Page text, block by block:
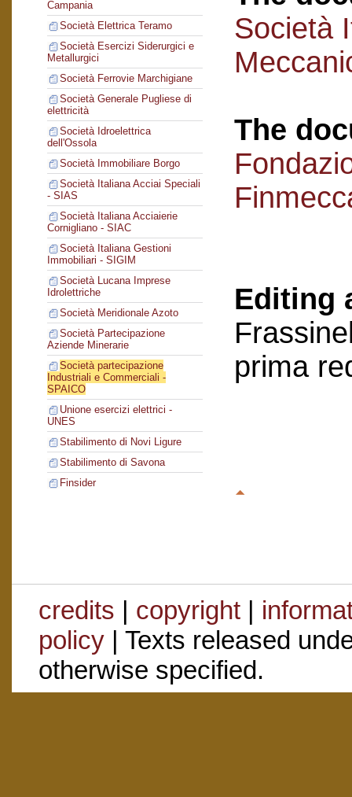
Campania
Società Elettrica Teramo
Società Esercizi Siderurgici e
Metallurgici
Società Ferrovie Marchigiane
Società Generale Pugliese di
elettricità
Società Idroelettrica
dell'Ossola
Società Immobiliare Borgo
Società Italiana Acciai Speciali
- SIAS
Società Italiana Acciaierie
Cornigliano - SIAC
Società Italiana Gestioni
Immobiliari - SIGIM
Società Lucana Imprese
Idrolettriche
Società Meridionale Azoto
Società Partecipazione
Aziende Minerarie
Società partecipazione
Industriali e Commerciali -
SPAICO
Unione esercizi elettrici -
UNES
Stabilimento di Novi Ligure
Stabilimento di Savona
Finsider
Società
The
Editing
prima
credits | copyright|
policy| Texts released
otherwise specified.